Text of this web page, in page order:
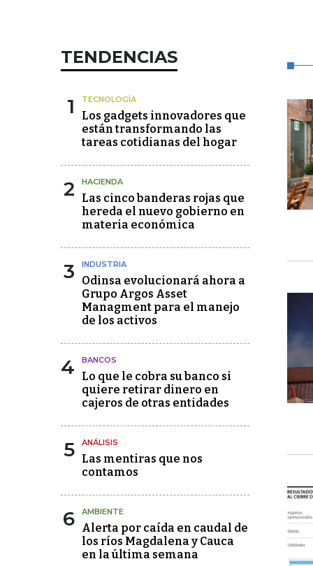
TENDENCIAS
1 TECNOLOGÍA
Los gadgets innovadores que
están transformando las
tareas cotidianas del hogar
2 HACIENDA
Las cinco banderas rojas que
hereda el nuevo gobierno en
materia económica
3 INDUSTRIA
Odinsa evolucionará ahora a
Grupo Argos Asset
Managment para el manejo
de los activos
4 BANCOS
Lo que le cobra su banco si
quiere retirar dinero en
cajeros de otras entidades
5 ANÁLISIS
Las mentiras que nos
contamos
6 AMBIENTE
Alerta por caída en caudal de
los ríos Magdalena y Cauca
en la última semana